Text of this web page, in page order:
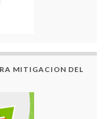
MITIGACION DEL